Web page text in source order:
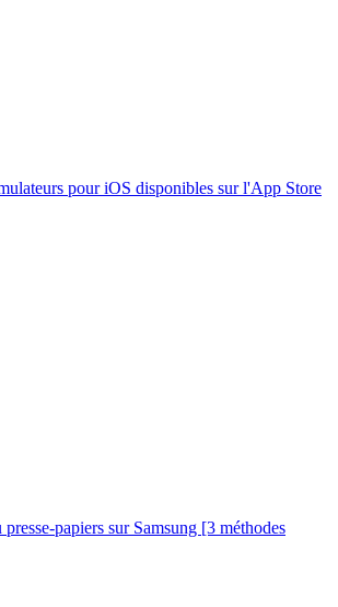
pour iOS disponibles sur l'App Store
papiers sur Samsung [3 méthodes